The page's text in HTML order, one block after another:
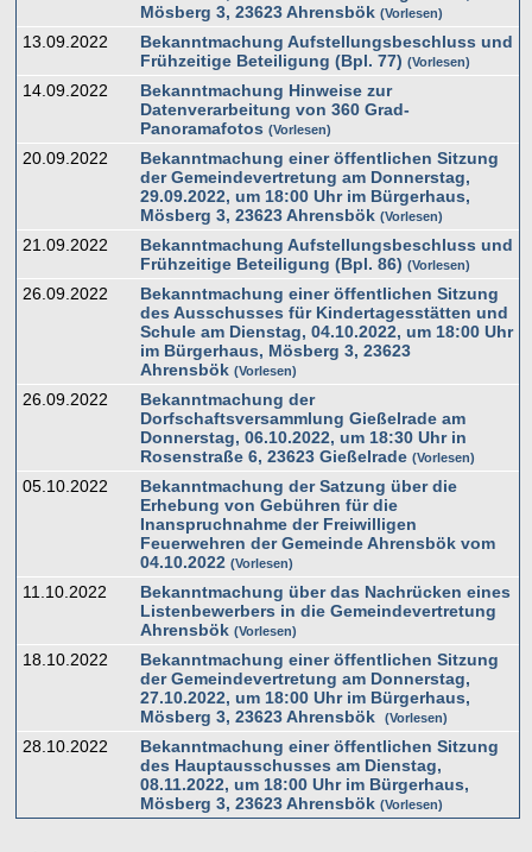
Mösberg 3, 23623 Ahrensbök
Vorlesen
13.09.2022
Bekanntmachung Aufstellungsbeschluss und
Frühzeitige Beteiligung (Bpl. 77)
Vorlesen
14.09.2022
Bekanntmachung Hinweise zur
Datenverarbeitung von 360 Grad-
Panoramafotos
Vorlesen
20.09.2022
Bekanntmachung einer öffentlichen Sitzung
der Gemeindevertretung am Donnerstag,
29.09.2022, um 18:00 Uhr im Bürgerhaus,
Mösberg 3, 23623 Ahrensbök
Vorlesen
21.09.2022
Bekanntmachung Aufstellungsbeschluss und
Frühzeitige Beteiligung (Bpl. 86)
Vorlesen
26.09.2022
Bekanntmachung einer öffentlichen Sitzung
des Ausschusses für Kindertagesstätten und
Schule am Dienstag, 04.10.2022, um 18:00 Uhr
im Bürgerhaus, Mösberg 3, 23623
Ahrensbök
Vorlesen
26.09.2022
Bekanntmachung der
Dorfschaftsversammlung Gießelrade am
Donnerstag, 06.10.2022, um 18:30 Uhr in
Rosenstraße 6, 23623 Gießelrade
Vorlesen
05.10.2022
Bekanntmachung der Satzung über die
Erhebung von Gebühren für die
Inanspruchnahme der Freiwilligen
Feuerwehren der Gemeinde Ahrensbök vom
04.10.2022
Vorlesen
11.10.2022
Bekanntmachung über das Nachrücken eines
Listenbewerbers in die Gemeindevertretung
Ahrensbök
Vorlesen
18.10.2022
Bekanntmachung einer öffentlichen Sitzung
der Gemeindevertretung am Donnerstag,
27.10.2022, um 18:00 Uhr im Bürgerhaus,
Mösberg 3, 23623 Ahrensbök
Vorlesen
28.10.2022
Bekanntmachung einer öffentlichen Sitzung
des Hauptausschusses am Dienstag,
08.11.2022, um 18:00 Uhr im Bürgerhaus,
Mösberg 3, 23623 Ahrensbök
Vorlesen